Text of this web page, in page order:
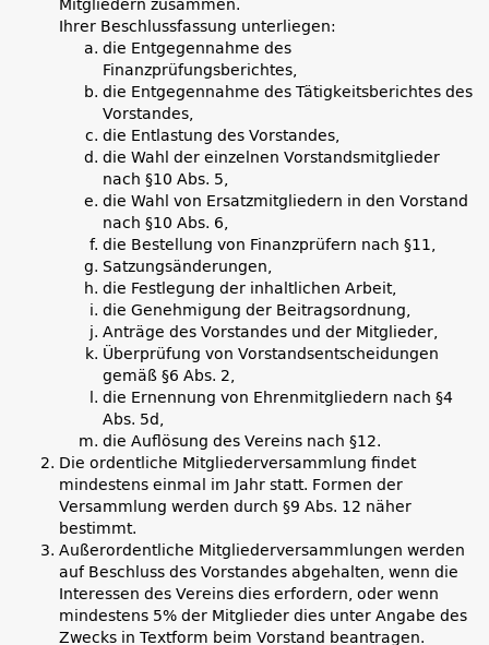
Ihrer Beschlussfassung unterliegen:
die Entgegennahme des
Finanzprüfungsberichtes,
die Entgegennahme des Tätigkeitsberichtes des
Vorstandes,
die Entlastung des Vorstandes,
die Wahl der einzelnen Vorstandsmitglieder
nach §10 Abs. 5,
die Wahl von Ersatzmitgliedern in den Vorstand
nach §10 Abs. 6,
die Bestellung von Finanzprüfern nach §11,
Satzungsänderungen,
die Festlegung der inhaltlichen Arbeit,
die Genehmigung der Beitragsordnung,
Anträge des Vorstandes und der Mitglieder,
Überprüfung von Vorstandsentscheidungen
gemäß §6 Abs. 2,
die Ernennung von Ehrenmitgliedern nach §4
Abs. 5d,
die Auflösung des Vereins nach §12.
Die ordentliche Mitgliederversammlung findet
mindestens einmal im Jahr statt. Formen der
Versammlung werden durch §9 Abs. 12 näher
bestimmt.
Außerordentliche Mitgliederversammlungen werden
auf Beschluss des Vorstandes abgehalten, wenn die
Interessen des Vereins dies erfordern, oder wenn
mindestens 5% der Mitglieder dies unter Angabe des
Zwecks in Textform beim Vorstand beantragen.